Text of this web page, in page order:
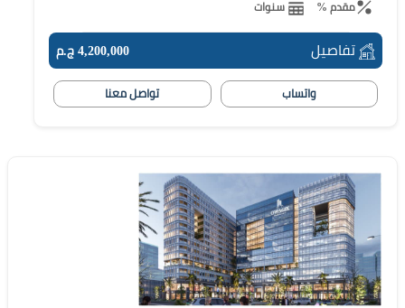
مقدم % سنوات
تفاصيل 4,200,000 ج.م
واتساب تواصل معنا